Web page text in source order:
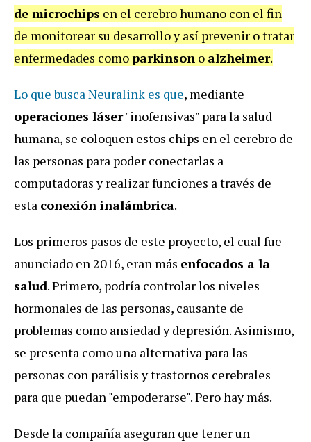
de microchips en el cerebro humano con el fin
de monitorear su desarrollo y así prevenir o tratar
enfermedades comoparkinson o alzheimer.
Lo que busca Neuralink es que, mediante
operaciones láser"inofensivas" para la salud
humana, se coloquen estos chips en el cerebro de
las personas para poder conectarlas a
computadoras y realizar funciones a través de
esta conexión inalámbrica.
Los primeros pasos de este proyecto, el cual fue
anunciado en 2016, eran más enfocados a la
salud. Primero, podría controlar los niveles
hormonales de las personas, causante de
problemas como ansiedad y depresión. Asimismo,
se presenta como una alternativa para las
personas con parálisis y trastornos cerebrales
para que puedan "empoderarse". Pero hay más.
Desde la compañía aseguran que tener un